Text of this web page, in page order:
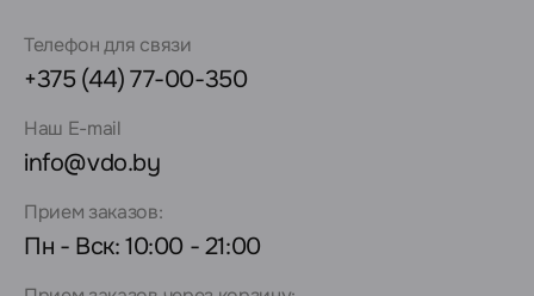
Телефон для связи
+375 (44) 77-00-350
Наш E-mail
info@vdo.by
Прием заказов:
Пн - Вск: 10:00 - 21:00